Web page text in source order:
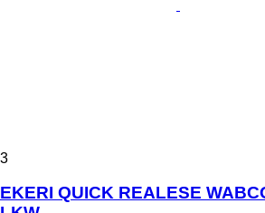
3
EKERI QUICK REALESE